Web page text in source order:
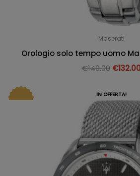
Maserati
Orologio solo tempo uomo
€149.00 €
IN OFFERTA!